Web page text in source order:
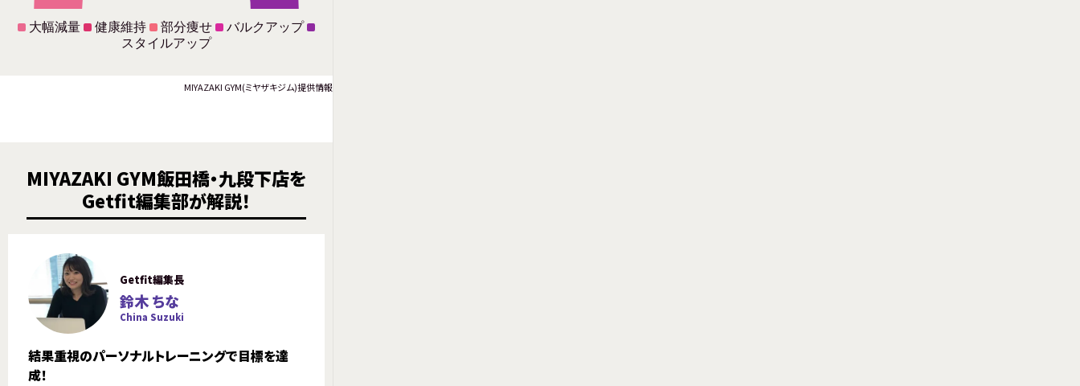
大幅減量 健康維持 部分痩せ
バルクアップ
スタイルアップ
MIYAZAKI GYM(ミヤザキジム)提供情報
MIYAZAKI GYM飯田橋・九段下店を
Getfit編集部が解説！
Getfit編集長
鈴木 ちな
China Suzuki
結果重視のパーソナルトレーニングで目標を達
成！